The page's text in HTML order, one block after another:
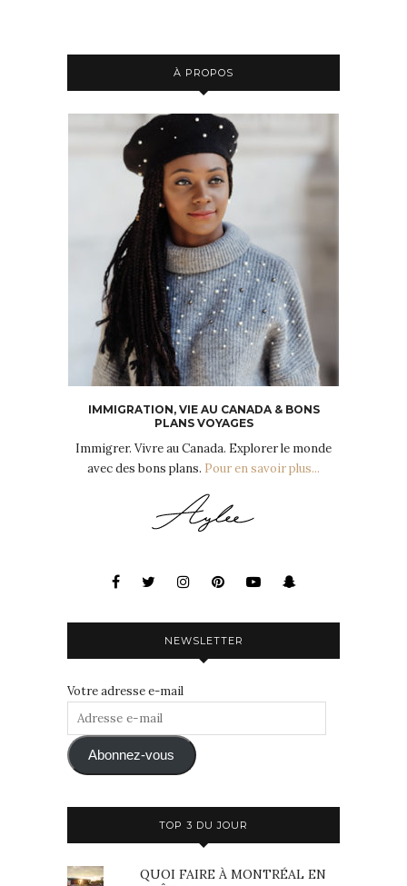
À PROPOS
IMMIGRATION, VIE AU CANADA & BONS
PLANS VOYAGES
Immigrer. Vivre au Canada. Explorer le monde
avec des bons plans. Pour en savoir plus...
NEWSLETTER
Votre adresse e-mail
Adresse
mail Abonnez-vous
TOP 3 DU JOUR
QUOI FAIRE À MONTRÉAL EN